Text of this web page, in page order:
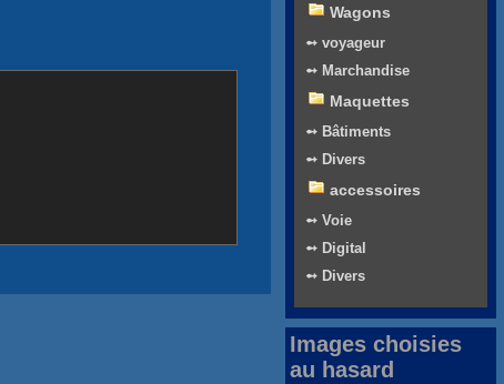
Wagons
➻ voyageur
➻ Marchandise
Maquettes
➻ Bâtiments
➻ Divers
accessoires
➻ Voie
➻ Digital
➻ Divers
Images choisies
au hasard